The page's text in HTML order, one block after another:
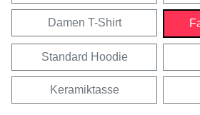
Damen T-Shirt
Standard Hoodie
Keramiktasse